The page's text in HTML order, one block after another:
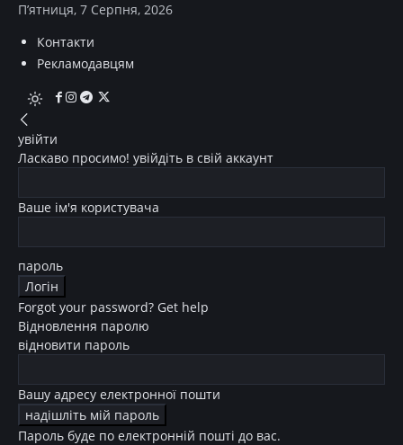
П’ятниця, 7 Серпня, 2026
Контакти
Рекламодавцям
увійти
Ласкаво просимо! увійдіть в свій аккаунт
Ваше ім'я користувача
пароль
Forgot your password? Get help
Відновлення паролю
відновити пароль
Вашу адресу електронної пошти
Пароль буде по електронній пошті до вас.